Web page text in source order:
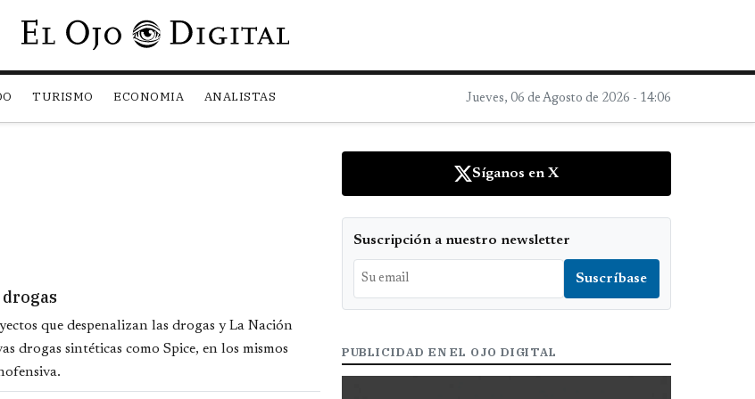
Pasar al contenido principal
TURISMO ECONOMIA ANALISTAS Jueves, 06 de Agosto de 2026 - 14:06
que despenalizan las drogas y La Nación
drogas sintéticas como Spice, en los mismos
Síganos en X
Suscripción a nuestro newsletter
PUBLICIDAD EN EL OJO DIGITAL